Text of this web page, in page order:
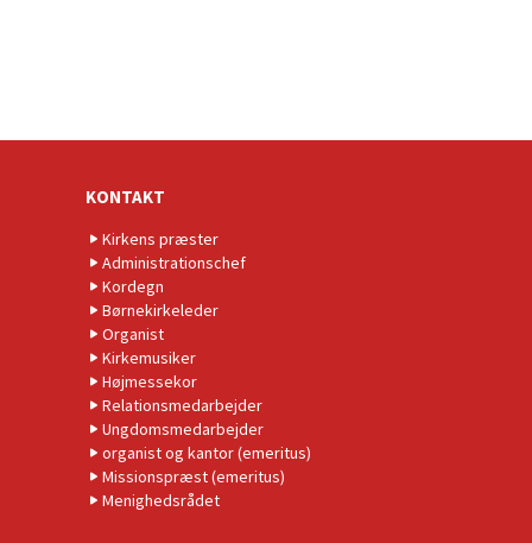
KONTAKT
Kirkens præster
Administrationschef
Kordegn
Børnekirkeleder
Organist
Kirkemusiker
Højmessekor
Relationsmedarbejder
Ungdomsmedarbejder
organist og kantor (emeritus)
Missionspræst (emeritus)
Menighedsrådet